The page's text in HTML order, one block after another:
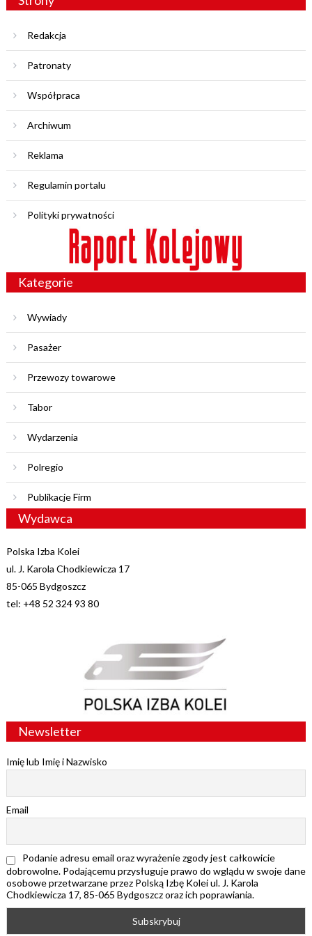
Redakcja
Patronaty
Współpraca
Archiwum
Reklama
Regulamin portalu
Polityki prywatności
Kategorie
Wywiady
Pasażer
Przewozy towarowe
Tabor
Wydarzenia
Polregio
Publikacje Firm
Wydawca
Polska Izba Kolei
ul. J. Karola Chodkiewicza 17
85-065 Bydgoszcz
tel: +48 52 324 93 80
Newsletter
Imię lub Imię i Nazwisko
Email
Podanie adresu email oraz wyrażenie zgody jest całkowicie
dobrowolne. Podającemu przysługuje prawo do wglądu w swoje dane
osobowe przetwarzane przez Polską Izbę Kolei ul. J. Karola
Chodkiewicza 17, 85-065 Bydgoszcz oraz ich poprawiania.